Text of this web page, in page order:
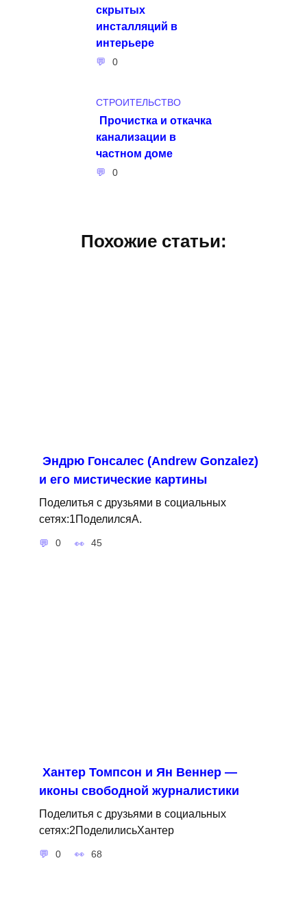
скрытых
инсталляций в
интерьере
0
СТРОИТЕЛЬСТВО
Прочистка и откачка
канализации в
частном доме
0
Похожие статьи:
Эндрю Гонсалес (Andrew Gonzalez)
и его мистические картины
Поделитья с друзьями в социальных
сетях:1ПоделилсяA.
0 45
Хантер Томпсон и Ян Веннер —
иконы свободной журналистики
Поделитья с друзьями в социальных
сетях:2ПоделилисьХантер
0 68